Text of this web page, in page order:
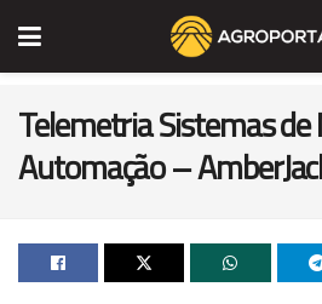
Telemetria Sistemas
Automação –